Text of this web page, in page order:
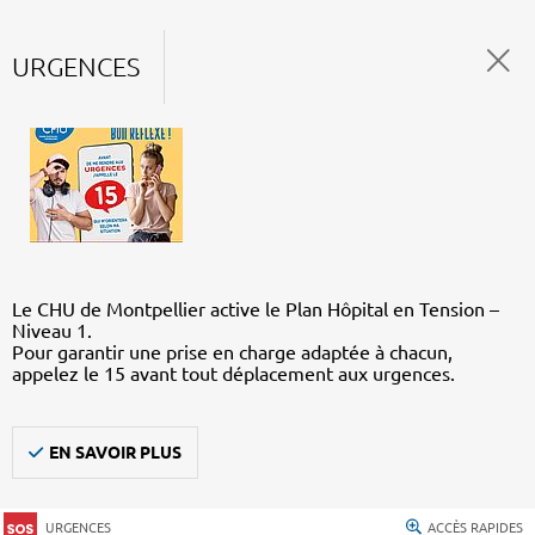
URGENCES
Le CHU de Montpellier active le Plan Hôpital en Tension –
Niveau 1.
Pour garantir une prise en charge adaptée à chacun,
appelez le 15 avant tout déplacement aux urgences.
EN SAVOIR PLUS
URGENCES ACCÈS RAPIDES